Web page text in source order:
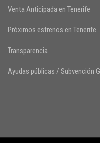
Venta Anticipada en Tenerife
Próximos estrenos en Tenerife
Transparencia
Ayudas públicas / Subvención